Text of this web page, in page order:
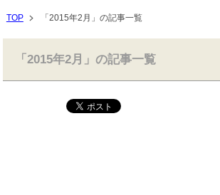
TOP 「2015年2月」の記事一覧
「2015年2月」の記事一覧